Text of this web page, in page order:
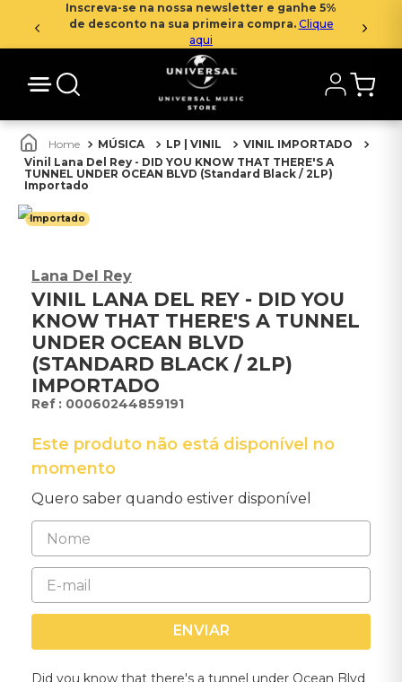
Inscreva-se na nossa newsletter e ganhe 5%
de desconto na sua primeira compra. Clique
aqui
MÚSICA LP | VINIL
VINIL IMPORTADO
Vinil Lana Del Rey - DID YOU KNOW THAT THERE'S A
TUNNEL UNDER OCEAN BLVD (Standard Black / 2LP)
Importado
Importado
Lana Del Rey
VINIL LANA DEL REY - DID YOU
KNOW THAT THERE'S A TUNNEL
UNDER OCEAN BLVD
(STANDARD BLACK / 2LP)
IMPORTADO
: 00060244859191
Este produto não está disponível no
momento
Quero saber quando estiver disponível
ENVIAR
Did you know that there's a tunnel under Ocean Blvd